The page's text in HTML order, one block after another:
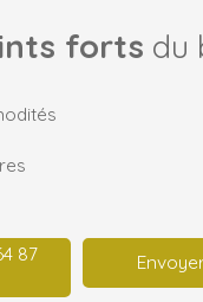
forts du
87